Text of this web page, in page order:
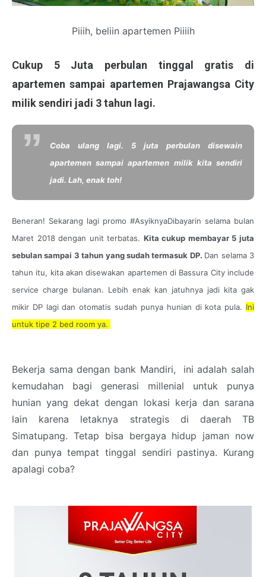
Piiih, beliin apartemen Piiiih
Cukup 5 Juta perbulan tinggal gratis di
apartemen sampai apartemen Prajawangsa City
milik sendiri jadi 3 tahun lagi.
Coba ulang lagi. 5 juta perbulan disewain
apartemen sampai apartemen milik kita sendiri
jadi. Lah, enak toh!
Beneran! Sekarang lagi promo #AsyiknyaDibayarin selama bulan
Maret 2018 dengan unit terbatas. Kita cukup membayar 5 juta
sebulan sampai 3 tahun yang sudah termasuk DP. Dan selama 3
tahun itu, kita akan disewakan apartemen di Bassura City include
service charge bulanan. Lebih enak kan jatuhnya jadi kita gak
mikir DP lagi dan otomatis sudah punya hunian di kota pula. Ini
untuk tipe 2 bed room ya.
Bekerja sama dengan bank Mandiri, ini adalah salah
kemudahan bagi generasi millenial untuk punya
hunian yang dekat dengan lokasi kerja dan sarana
lain karena letaknya strategis di daerah TB
Simatupang. Tetap bisa bergaya hidup jaman now
dan punya tempat tinggal sendiri pastinya. Kurang
apalagi coba?